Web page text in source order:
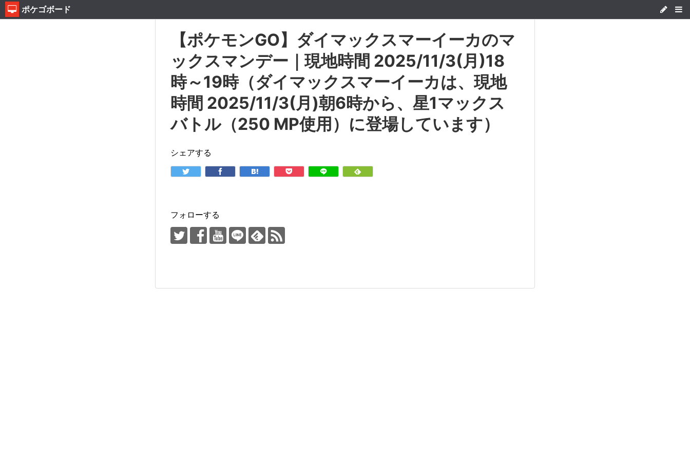
ポケゴボード
【ポケモンGO】ダイマックスマーイーカのマ
ックスマンデー｜現地時間 2025/11/3(月)18
時～19時（ダイマックスマーイーカは、現地
時間 2025/11/3(月)朝6時から、星1マックス
バトル（250 MP使用）に登場しています）
シェアする
フォローする